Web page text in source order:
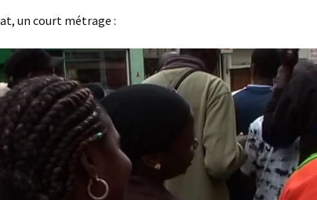
un court métrage :